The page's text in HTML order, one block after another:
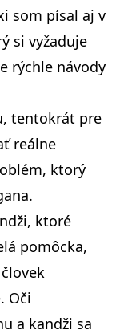
som písal aj v
si vyžaduje
rýchle návody
, tentokrát pre
reálne
ktorý
ktoré
pomôcka,
Oči
a kandži sa